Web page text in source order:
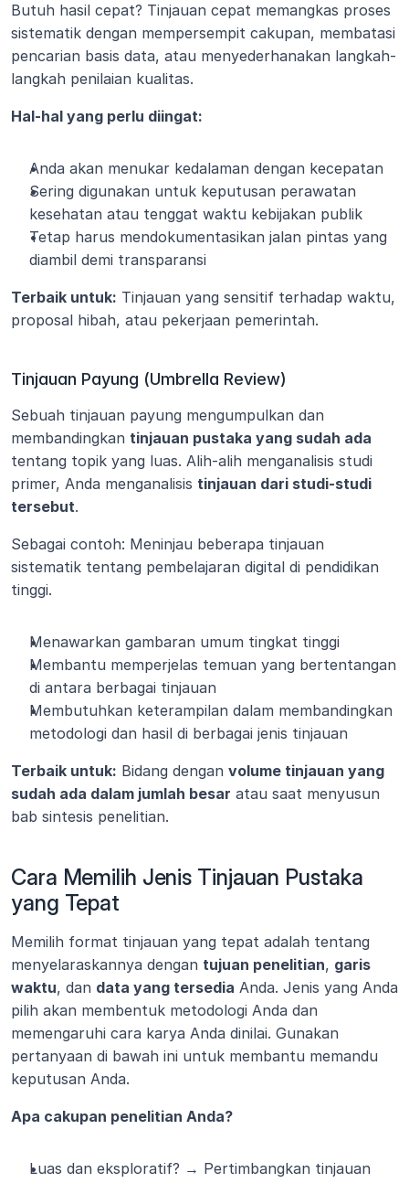
Butuh hasil cepat? Tinjauan cepat memangkas proses
sistematik dengan mempersempit cakupan, membatasi
pencarian basis data, atau menyederhanakan langkah-
langkah penilaian kualitas.
Hal-hal yang perlu diingat:
Anda akan menukar kedalaman dengan kecepatan
Sering digunakan untuk keputusan perawatan
kesehatan atau tenggat waktu kebijakan publik
Tetap harus mendokumentasikan jalan pintas yang
diambil demi transparansi
Terbaik untuk: Tinjauan yang sensitif terhadap waktu,
proposal hibah, atau pekerjaan pemerintah.
Tinjauan Payung (Umbrella Review)
Sebuah tinjauan payung mengumpulkan dan
membandingkan tinjauan pustaka yang sudah ada
tentang topik yang luas. Alih-alih menganalisis studi
primer, Anda menganalisis tinjauan dari studi-studi
tersebut.
Sebagai contoh: Meninjau beberapa tinjauan
sistematik tentang pembelajaran digital di pendidikan
tinggi.
Menawarkan gambaran umum tingkat tinggi
Membantu memperjelas temuan yang bertentangan
di antara berbagai tinjauan
Membutuhkan keterampilan dalam membandingkan
metodologi dan hasil di berbagai jenis tinjauan
Terbaik untuk: Bidang dengan volume tinjauan yang
sudah ada dalam jumlah besar atau saat menyusun
bab sintesis penelitian.
Cara Memilih Jenis Tinjauan Pustaka
yang Tepat
Memilih format tinjauan yang tepat adalah tentang
menyelaraskannya dengan tujuan penelitian, garis
waktu, dan data yang tersedia Anda. Jenis yang Anda
pilih akan membentuk metodologi Anda dan
memengaruhi cara karya Anda dinilai. Gunakan
pertanyaan di bawah ini untuk membantu memandu
keputusan Anda.
Apa cakupan penelitian Anda?
Luas dan eksploratif? → Pertimbangkan tinjauan